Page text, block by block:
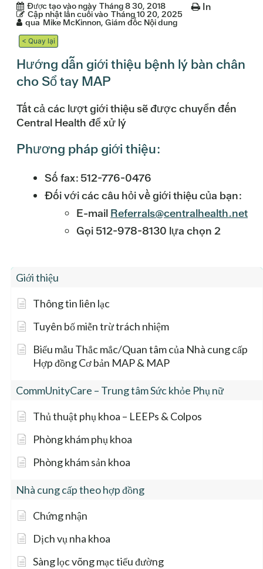
Giới thiệu
Thông tin liên lạc
Tuyên bố miễn trừ trách nhiệm
Biểu mẫu Thắc mắc/Quan tâm của Nhà cung cấp
Hợp đồng Cơ bản MAP & MAP
CommUnityCare – Trung tâm Sức khỏe Phụ nữ
Thủ thuật phụ khoa – LEEPs & Colpos
Phòng khám phụ khoa
Phòng khám sản khoa
Nhà cung cấp theo hợp đồng
Chứng nhận
Dịch vụ nha khoa
Sàng lọc võng mạc tiểu đường
Được tạo vào ngày Tháng 8 30, 2018
Cập nhật lần cuối vào Tháng 10 20, 2025
qua Mike McKinnon, Giám đốc Nội dung
In
< Quay lại
Hướng dẫn giới thiệu bệnh lý bàn chân
cho Sổ tay MAP
Tất cả các lượt giới thiệu sẽ được chuyển đến
Central Health để xử lý
Phương pháp giới thiệu:
Số fax: 512-776-0476
Đối với các câu hỏi về giới thiệu của bạn:
E-mail Referrals@centralhealth.net
Gọi 512-978-8130 lựa chọn 2